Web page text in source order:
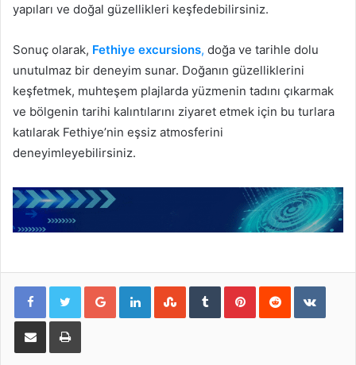
yapıları ve doğal güzellikleri keşfedebilirsiniz.
Sonuç olarak, Fethiye excursions, doğa ve tarihle dolu
unutulmaz bir deneyim sunar. Doğanın güzelliklerini
keşfetmek, muhteşem plajlarda yüzmenin tadını çıkarmak
ve bölgenin tarihi kalıntılarını ziyaret etmek için bu turlara
katılarak Fethiye’nin eşsiz atmosferini
deneyimleyebilirsiniz.
Google+LinkedInStumbleUpon
TumblrPinterestReddit
E-Posta ile paylaş Yazdır